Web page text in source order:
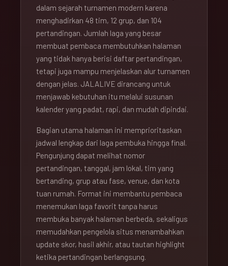
dalam sejarah turnamen modern karena
menghadirkan 48 tim, 12 grup, dan 104
pertandingan. Jumlah laga yang besar
membuat pembaca membutuhkan halaman
yang tidak hanya berisi daftar pertandingan,
tetapi juga mampu menjelaskan alur turnamen
dengan jelas. JALALIVE dirancang untuk
menjawab kebutuhan itu melalui susunan
kalender yang padat, rapi, dan mudah dipindai.
Bagian utama halaman ini memprioritaskan
jadwal lengkap dari laga pembuka hingga final.
Pengunjung dapat melihat nomor
pertandingan, tanggal, jam lokal, tim yang
bertanding, grup atau fase, venue, dan kota
tuan rumah. Format ini membantu pembaca
menemukan laga favorit tanpa harus
membuka banyak halaman berbeda, sekaligus
memudahkan pengelola situs menambahkan
update skor, hasil akhir, atau tautan highlight
ketika pertandingan berlangsung.